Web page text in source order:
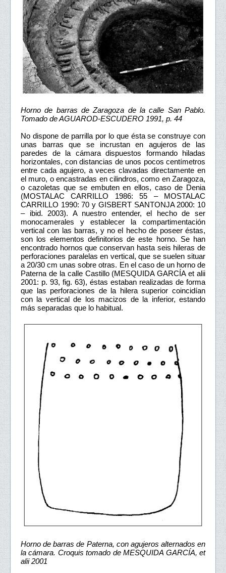
Horno de barras de Zaragoza de la calle San Pablo.
Tomado de AGUAROD-ESCUDERO 1991, p. 44
No dispone de parrilla por lo que ésta se construye con
unas barras que se incrustan en agujeros de las
paredes de la cámara dispuestos formando hiladas
horizontales, con distancias de unos pocos centímetros
entre cada agujero, a veces clavadas directamente en
el muro, o encastradas en cilindros, como en Zaragoza,
o cazoletas que se embuten en ellos, caso de Denia
(MOSTALAC CARRILLO 1986: 55 – MOSTALAC
CARRILLO 1990: 70 y GISBERT SANTONJA 2000: 10
– ibid. 2003). A nuestro entender, el hecho de ser
monocamerales y establecer la compartimentación
vertical con las barras, y no el hecho de poseer éstas,
son los elementos definitorios de este horno. Se han
encontrado hornos que conservan hasta seis hileras de
perforaciones paralelas en vertical, que se suelen situar
a 20/30 cm unas sobre otras. En el caso de un horno de
Paterna de la calle Castillo (MESQUIDA GARCÍA et alii
2001: p. 93, fig. 63), éstas estaban realizadas de forma
que las perforaciones de la hilera superior coincidían
con la vertical de los macizos de la inferior, estando
más separadas que lo habitual.
Horno de barras de Paterna, con agujeros alternados en
la cámara. Croquis tomado de MESQUIDA GARCÍA, et
alii 2001